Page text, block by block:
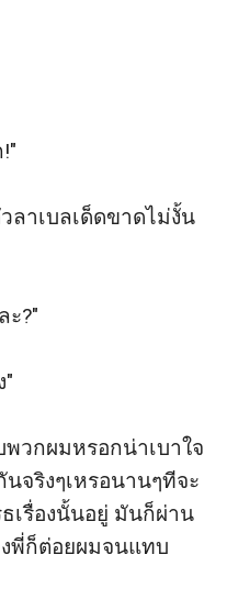
ลาเบลเด็ดขาดไม่งั้น
ะ?"
"
วกผมหรอกน่าเบาใจ
จริงๆเหรอนานๆทีจะ
เรื่องนั้นอยู่ มันก็ผ่าน
พี่ก็ต่อยผมจนแทบ